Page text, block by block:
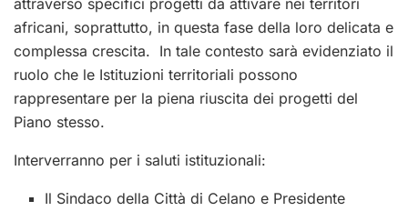
africani, soprattutto, in questa fase della loro delicata e
complessa crescita. In tale contesto sarà evidenziato il
ruolo che le Istituzioni territoriali possono
rappresentare per la piena riuscita dei progetti del
Piano stesso.
Interverranno per i saluti istituzionali:
Il Sindaco della Città di Celano e Presidente